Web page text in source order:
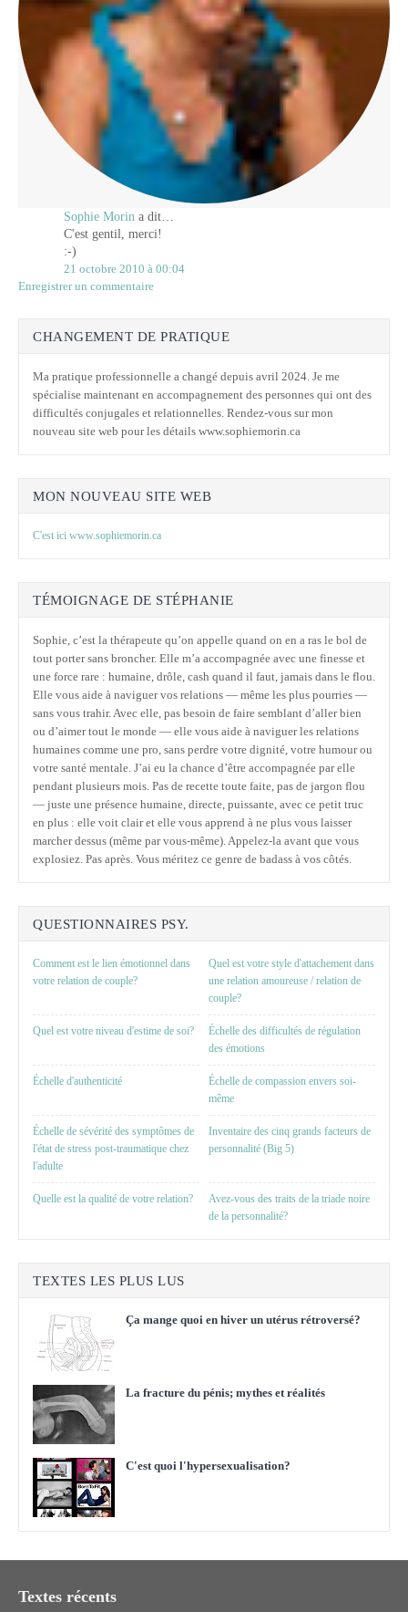
Sophie Morin a dit…
C'est gentil, merci!
:-)
21 octobre 2010 à 00:04
Enregistrer un commentaire
CHANGEMENT DE PRATIQUE
Ma pratique professionnelle a changé depuis avril 2024. Je me
spécialise maintenant en accompagnement des personnes qui ont des
difficultés conjugales et relationnelles. Rendez-vous sur mon
nouveau site web pour les détails www.sophiemorin.ca
MON NOUVEAU SITE WEB
C'est ici www.sophiemorin.ca
TÉMOIGNAGE DE STÉPHANIE
Sophie, c’est la thérapeute qu’on appelle quand on en a ras le bol de
tout porter sans broncher. Elle m’a accompagnée avec une finesse et
une force rare : humaine, drôle, cash quand il faut, jamais dans le flou.
Elle vous aide à naviguer vos relations — même les plus pourries —
sans vous trahir. Avec elle, pas besoin de faire semblant d’aller bien
ou d’aimer tout le monde — elle vous aide à naviguer les relations
humaines comme une pro, sans perdre votre dignité, votre humour ou
votre santé mentale. J’ai eu la chance d’être accompagnée par elle
pendant plusieurs mois. Pas de recette toute faite, pas de jargon flou
— juste une présence humaine, directe, puissante, avec ce petit truc
en plus : elle voit clair et elle vous apprend à ne plus vous laisser
marcher dessus (même par vous-même). Appelez-la avant que vous
explosiez. Pas après. Vous méritez ce genre de badass à vos côtés.
QUESTIONNAIRES PSY.
Comment est le lien émotionnel dans
votre relation de couple?
Quel est votre style d'attachement dans
une relation amoureuse / relation de
couple?
Quel est votre niveau d'estime de soi?
Échelle des difficultés de régulation
des émotions
Échelle d'authenticité
Échelle de compassion envers soi-
même
Échelle de sévérité des symptômes de
l'état de stress post-traumatique chez
l'adulte
Inventaire des cinq grands facteurs de
personnalité (Big 5)
Quelle est la qualité de votre relation?
Avez-vous des traits de la triade noire
de la personnalité?
TEXTES LES PLUS LUS
Ça mange quoi en hiver un utérus rétroversé?
La fracture du pénis; mythes et réalités
C'est quoi l'hypersexualisation?
Textes récents